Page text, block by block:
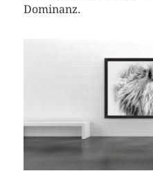
Dominanz.